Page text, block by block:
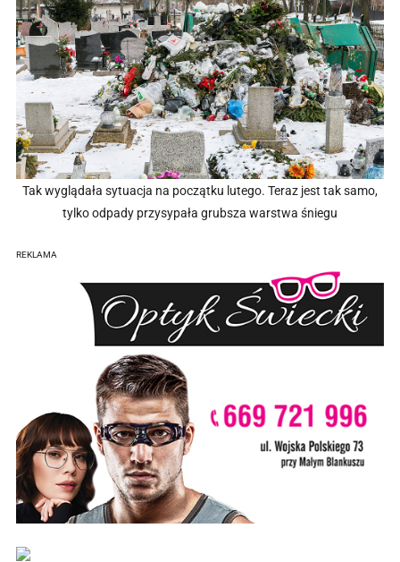
Tak wyglądała sytuacja na początku lutego. Teraz jest tak samo,
tylko odpady przysypała grubsza warstwa śniegu
REKLAMA